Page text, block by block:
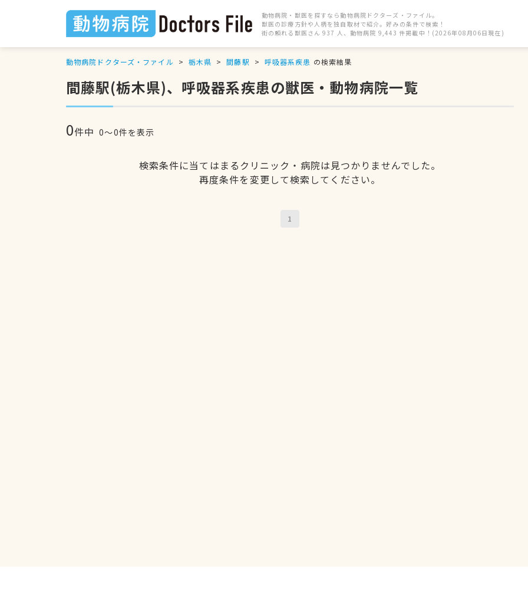
動物病院・獣医を探すなら動物病院ドクターズ・ファイル。
獣医の診療方針や人柄を独自取材で紹介。好みの条件で検索！
街の頼れる獣医さん 937 人、動物病院 9,443 件掲載中！(2026年08月06日現在)
動物病院ドクターズ・ファイル 栃木県 間藤駅 呼吸器系疾患 の検索結果
間藤駅(栃木県)、呼吸器系疾患の獣医・動物病院一覧
0件中 0〜0件を表示
検索条件に当てはまるクリニック・病院は見つかりませんでした。
再度条件を変更して検索してください。
1